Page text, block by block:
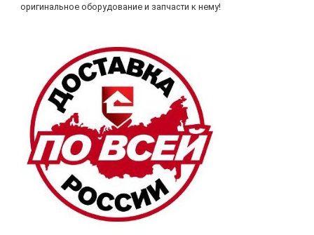
оригинальное оборудование и запчасти к нему!